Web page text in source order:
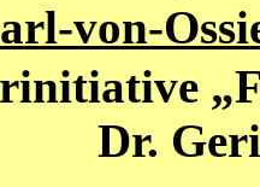
von-
Dr.